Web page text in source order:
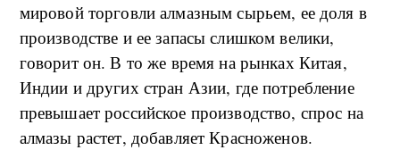
мировой торговли алмазным сырьем, ее доля в
производстве и ее запасы слишком велики,
говорит он. В то же время на рынках Китая,
Индии и других стран Азии, где потребление
превышает российское производство, спрос на
алмазы растет, добавляет Красноженов.